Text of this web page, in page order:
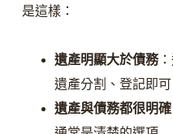
是這樣：
遺產明顯大於債務
遺產分割、登記即可
遺產與債務都很明